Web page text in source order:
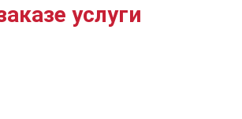
услуги